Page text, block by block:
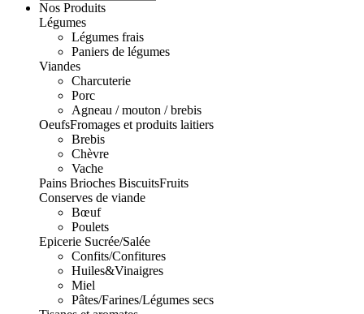
Nos Produits
Légumes
Légumes frais
Paniers de légumes
Viandes
Charcuterie
Porc
Agneau / mouton / brebis
OeufsFromages et produits laitiers
Brebis
Chèvre
Vache
Pains Brioches BiscuitsFruits
Conserves de viande
Bœuf
Poulets
Epicerie Sucrée/Salée
Confits/Confitures
Huiles&Vinaigres
Miel
Pâtes/Farines/Légumes secs